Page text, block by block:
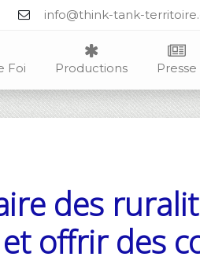
info@think-tank-
Foi Productions Presse
des
offrir des